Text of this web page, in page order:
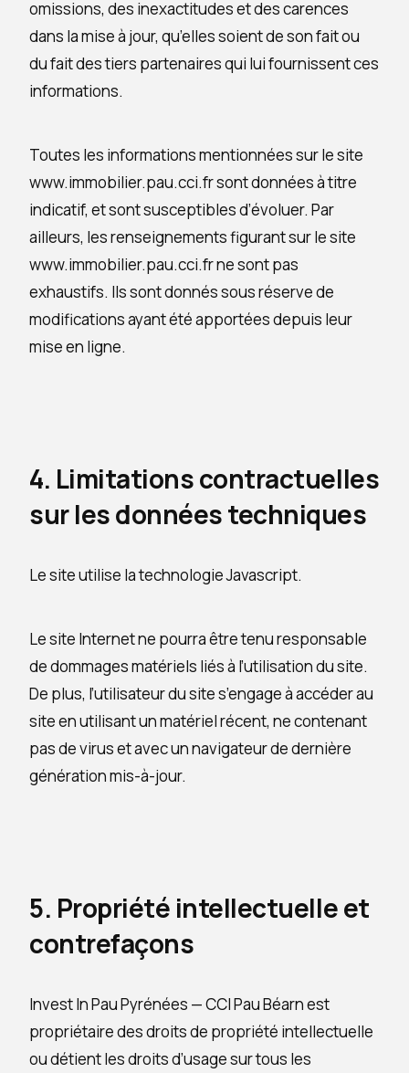
omissions, des inexactitudes et des carences
dans la mise à jour, qu’elles soient de son fait ou
du fait des tiers partenaires qui lui fournissent ces
informations.
Toutes les informations mentionnées sur le site
www.immobilier.pau.cci.fr sont données à titre
indicatif, et sont susceptibles d’évoluer. Par
ailleurs, les renseignements figurant sur le site
www.immobilier.pau.cci.fr ne sont pas
exhaustifs. Ils sont donnés sous réserve de
modifications ayant été apportées depuis leur
mise en ligne.
4. Limitations contractuelles
sur les données techniques
Le site utilise la technologie Javascript.
Le site Internet ne pourra être tenu responsable
de dommages matériels liés à l’utilisation du site.
De plus, l’utilisateur du site s’engage à accéder au
site en utilisant un matériel récent, ne contenant
pas de virus et avec un navigateur de dernière
génération mis-à-jour.
5. Propriété intellectuelle et
contrefaçons
Invest In Pau Pyrénées — CCI Pau Béarn est
propriétaire des droits de propriété intellectuelle
ou détient les droits d’usage sur tous les